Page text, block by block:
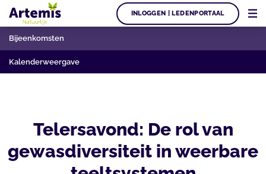
INLOGGEN | LEDENPORTAAL
Bijeenkomsten
Kalenderweergave
Telersavond: De rol van
gewasdiversiteit in weerbare